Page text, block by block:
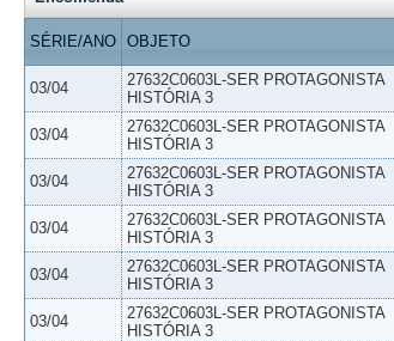
SÉRIE/ANO OBJETO
03/04
27632C0603L-SER PROTAGONISTA
HISTÓRIA 3
03/04
27632C0603L-SER PROTAGONISTA
HISTÓRIA 3
03/04
27632C0603L-SER PROTAGONISTA
HISTÓRIA 3
03/04
27632C0603L-SER PROTAGONISTA
HISTÓRIA 3
03/04
27632C0603L-SER PROTAGONISTA
HISTÓRIA 3
03/04
27632C0603L-SER PROTAGONISTA
HISTÓRIA 3